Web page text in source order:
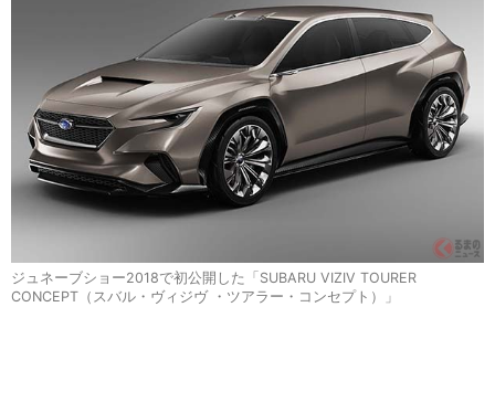
ジュネーブショー2018で初公開した「SUBARU VIZIV TOURER
CONCEPT（スバル・ヴィジヴ ・ツアラー・コンセプト）」